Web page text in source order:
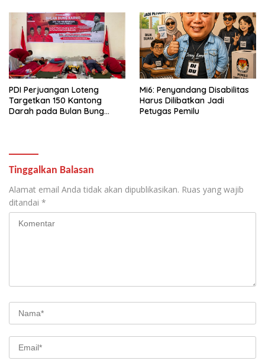
PDI Perjuangan Loteng
Targetkan 150 Kantong
Darah pada Bulan Bung
Mi6: Penyandang Disabilitas
Harus Dilibatkan Jadi
Petugas Pemilu
Tinggalkan Balasan
Alamat email Anda tidak akan dipublikasikan. Ruas yang wajib
ditandai *